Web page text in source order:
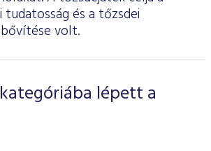
és a tőzsdei
volt.
lépett a